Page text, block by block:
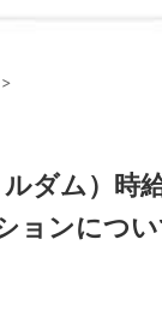
>
ダム）時
ョンにつ